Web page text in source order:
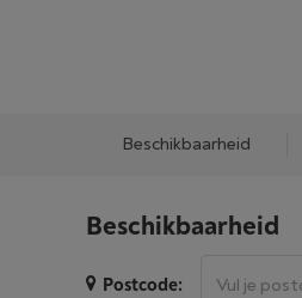
Beschikbaarheid
Beschikbaarheid
Postcode: